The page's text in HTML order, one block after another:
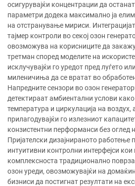
осигурувајќи концентрации да
параметри додека максимално ја
на отстранување мириси.
тајмер контроли во секој озон
овозможува на корисниците да
третман според моделите на
исклучувајќи го уредот пред луѓето
миленичиња да се вратат во
Напредните сензори во озон
детектираат амбиентални услови
температура и циркулација на воздух,
прилагодувајќи го излезниот
конзистентни перформанси без оглед
Пријателски дизајнираното работење
интуитивни контролни интерфејси
комплексноста традиционално
озон уреди, овозможувајќи на
бизниси да постигнат резултати на